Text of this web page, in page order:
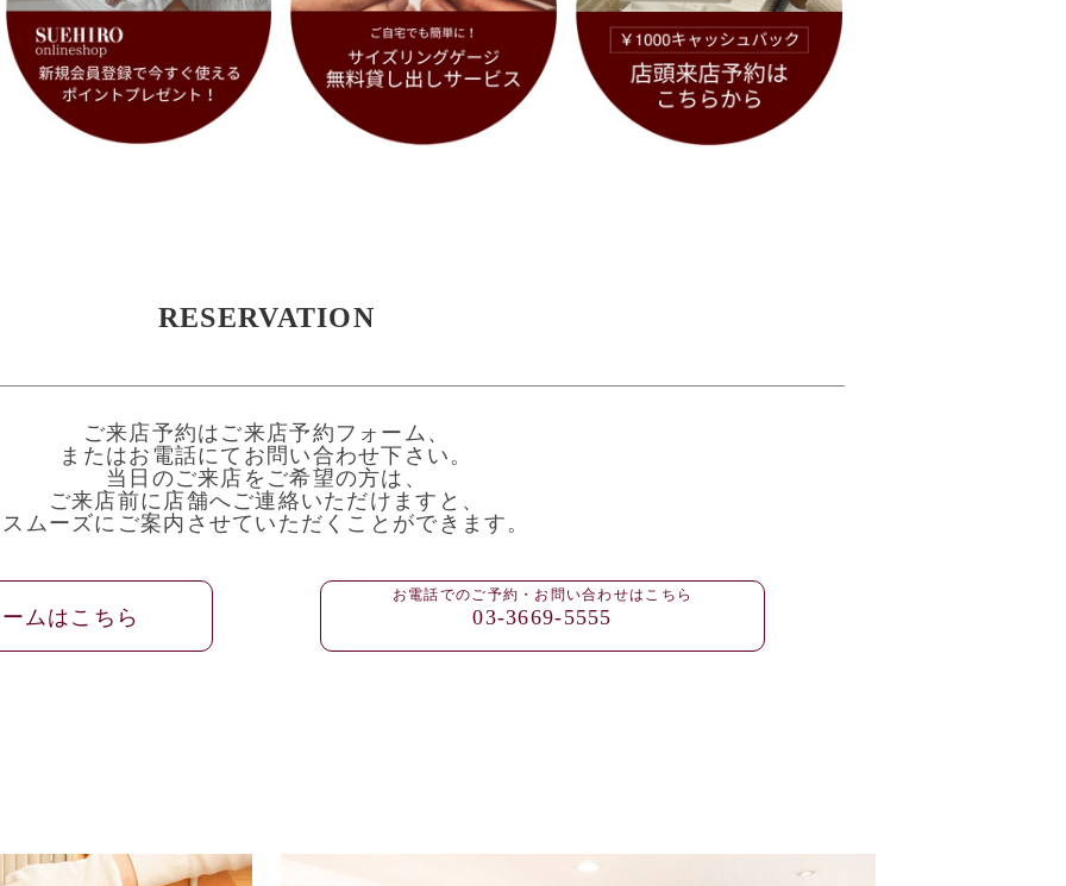
RESERVATION
ご来店予約はご来店予約フォーム、
またはお電話にてお問い合わせ下さい。
当日のご来店をご希望の方は、
ご来店前に店舗へご連絡いただけますと、
スムーズにご案内させていただくことができます。
ムはこちら
お電話でのご予約・お問い合わせはこちら
03-3669-5555